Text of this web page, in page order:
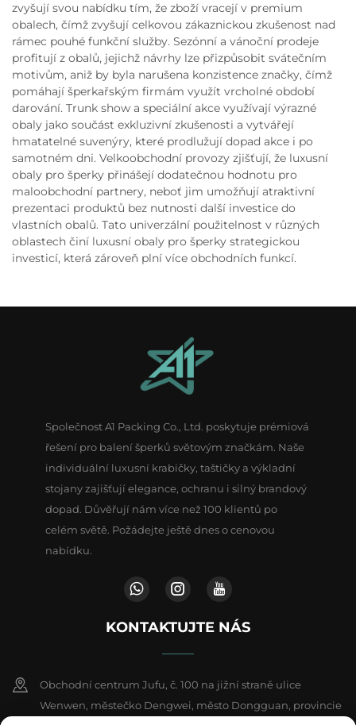
zvyšují svou nabídku tím, že zboží vracejí v premium
obalech, čímž zvyšují celkovou zákaznickou zkušenost nad
rámec pouhé funkční služby. Sezónní a vánoční prodeje
profitují z obalů, jejichž návrhy lze přizpůsobit svátečním
motivům, aniž by byla narušena konzistence značky, čímž
pomáhají šperkařským firmám využít vrcholné období
darování. Trunk show a speciální akce využívají výrazné
obaly jako součást exkluzivní zkušenosti a vytvářejí
hmatatelné suvenýry, které prodlužují dopad akce i po
samotném dni. Velkoobchodní provozy zjišťují, že luxusní
obaly pro šperky přinášejí dodatečnou hodnotu pro
maloobchodní partnery, neboť jim umožňují atraktivní
prezentaci produktů bez nutnosti další investice do
vlastních obalů. Tato univerzální použitelnost v různých
oblastech činí luxusní obaly pro šperky strategickou
investicí, která zároveň plní více obchodních funkcí.
Společnost A1 Packing Co., Ltd. poskytuje prémiová
řešení pro balení šperků světovým značkám. Naše
individuální luxusní krabičky, taštičky a výkladní
stojany zajišťují elegance, ochranu i silný brandový
dopad. Důvěřují nám více než 100 klientů po
celém světě. Požádejte ještě dnes o cenovou
nabídku.
KONTAKTUJTE NÁS
Obchodní centrum Jufu, č. 100 na jižní straně ulice
Wenwen, městečko Dengwei, město Dongguan, provincie